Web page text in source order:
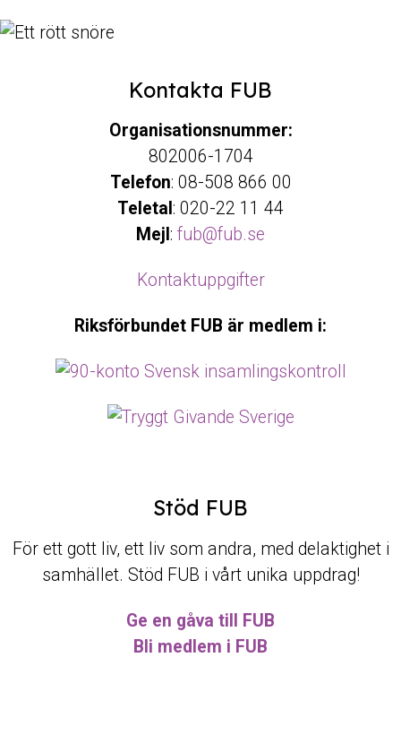
Kontakta FUB
Organisationsnummer:
802006-1704
Telefon: 08-508 866 00
Teletal : 020-22 11 44
Mejl : fub@fub.se
Kontaktuppgifter
Riksförbundet FUB är medlem i:
Stöd FUB
För ett gott liv, ett liv som andra, med delaktighet i
samhället. Stöd FUB i vårt unika uppdrag!
Ge en gåva till FUB
Bli medlem i FUB